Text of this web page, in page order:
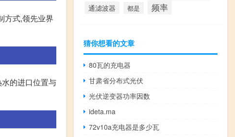
方式,领先业界
的进口位置与
通滤波器 都是 频率
猜你想看的文章
80瓦的充电器
甘肃省分布式光伏
光伏逆变器功率因数
ideta.ma
72v10a充电器是多少瓦